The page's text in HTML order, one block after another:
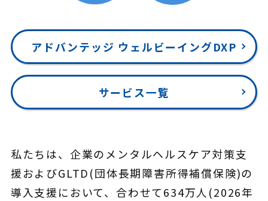
アドバンテッジ ウェルビーイングDXP
サービス一覧
私たちは、企業のメンタルヘルスケア対策支
援およびGLTD(団体長期障害所得補償保険)の
導入支援において、合わせて634万人(2026年